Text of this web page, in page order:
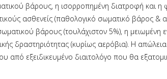
βάρους, η ισορροπημένη διατροφή και η
ασθενείς (παθολογικό σωματικό βάρος &
βάρους (τουλάχιστον 5%), η μειωμένη
δραστηριότητας (κυρίως αερόβια). Η
από εξειδικευμένο διαιτολόγο που θα